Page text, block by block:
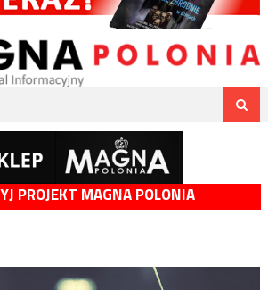
PROJEKT MAGNA POLONIA